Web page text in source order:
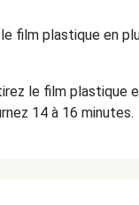
film plastique en
le film
14 à 16 minutes.